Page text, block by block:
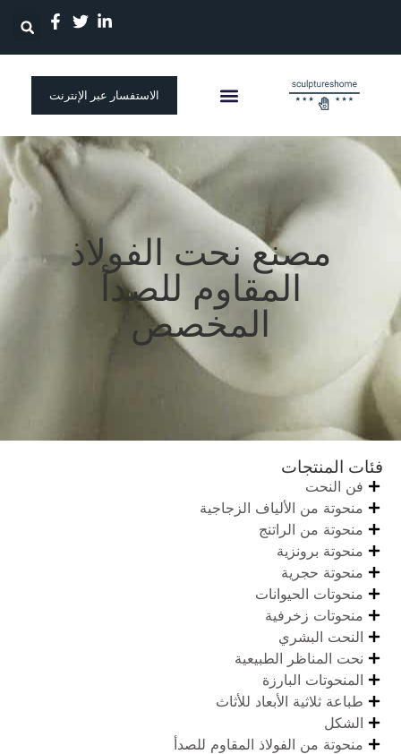
الاستفسار عبر الإنترنت
مصنع نحت الفولاذ
المقاوم للصدأ
المخصص
فئات المنتجات
فن النحت
منحوتة من الألياف الزجاجية
منحوتة من الراتنج
منحوتة برونزية
منحوتة حجرية
منحوتات الحيوانات
منحوتات زخرفية
النحت البشري
نحت المناظر الطبيعية
المنحوتات البارزة
طباعة ثلاثية الأبعاد للأثاث
الشكل
منحوتة من الفولاذ المقاوم للصدأ